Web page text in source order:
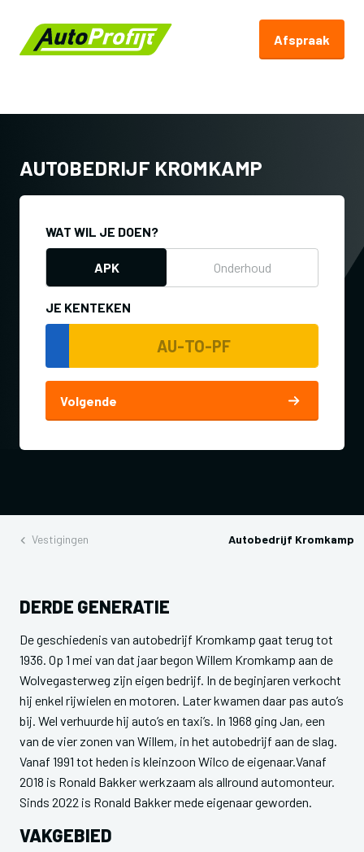
Afspraak
AUTOBEDRIJF KROMKAMP
WAT WIL JE DOEN?
APK Onderhoud
JE KENTEKEN
Volgende
Vestigingen Autobedrijf Kromkamp
DERDE GENERATIE
De geschiedenis van autobedrijf Kromkamp gaat terug tot
1936. Op 1 mei van dat jaar begon Willem Kromkamp aan de
Wolvegasterweg zijn eigen bedrijf. In de beginjaren verkocht
hij enkel rijwielen en motoren. Later kwamen daar pas auto’s
bij. Wel verhuurde hij auto’s en taxi’s. In 1968 ging Jan, een
van de vier zonen van Willem, in het autobedrijf aan de slag.
Vanaf 1991 tot heden is kleinzoon Wilco de eigenaar.Vanaf
2018 is Ronald Bakker werkzaam als allround automonteur.
Sinds 2022 is Ronald Bakker mede eigenaar geworden.
VAKGEBIED